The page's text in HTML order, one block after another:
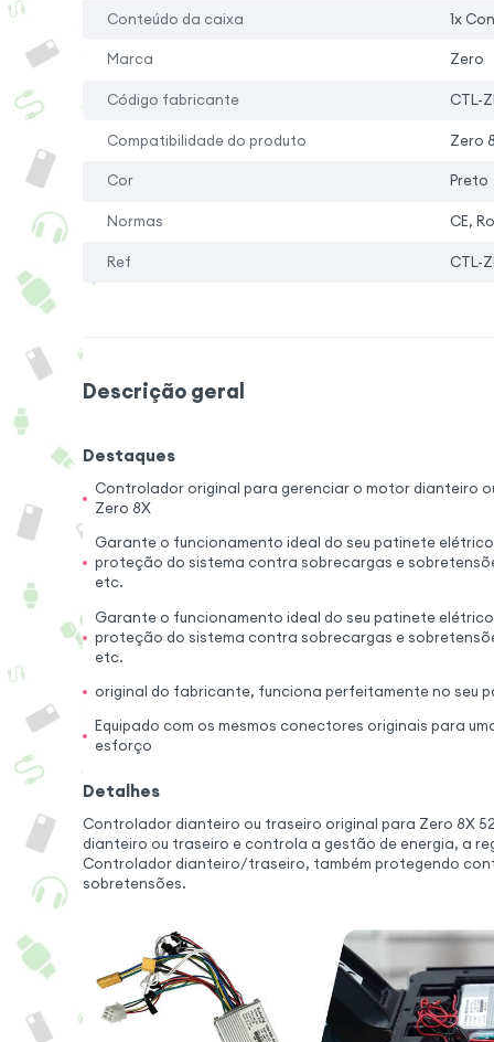
Conteúdo da caixa 1x
Marca Zero
Código fabricante CTL-
Compatibilidade do produto Zero
Cor Preto
Normas CE,
Ref CTL-
Descrição geral
Destaques
Controlador original para gerenciar o motor dianteiro
Zero 8X
Garante o funcionamento ideal do seu patinete
proteção do sistema contra sobrecargas e
etc.
Garante o funcionamento ideal do seu patinete
proteção do sistema contra sobrecargas e
etc.
original do fabricante, funciona perfeitamente no seu
Equipado com os mesmos conectores originais para
esforço
Detalhes
Controlador dianteiro ou traseiro original para Zero 8X
dianteiro ou traseiro e controla a gestão de energia, a
Controlador dianteiro/traseiro, também protegendo
sobretensões.